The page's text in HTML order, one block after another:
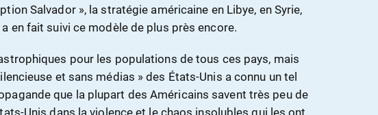
Salvador », la stratégie américaine en Libye, en Syrie,
en fait suivi ce modèle de plus près encore.
pour les populations de tous ces pays, mais
et sans médias » des États-Unis a connu un tel
que la plupart des Américains savent très peu de